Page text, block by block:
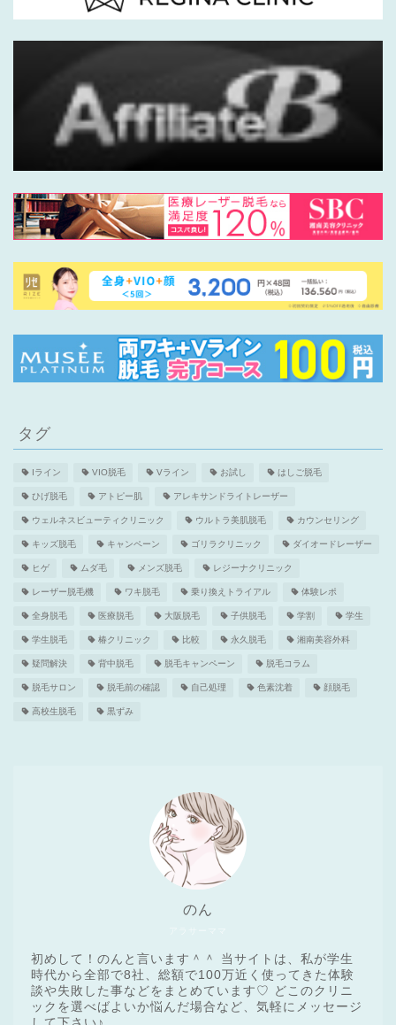
タグ
Iライン VIO脱毛 Vライン お試し はしご脱毛
ひげ脱毛 アトピー肌 アレキサンドライトレーザー
ウェルネスビューティクリニック ウルトラ美肌脱毛 カウンセリング
キッズ脱毛 キャンペーン ゴリラクリニック ダイオードレーザー
ヒゲ ムダ毛 メンズ脱毛 レジーナクリニック
レーザー脱毛機 ワキ脱毛 乗り換えトライアル 体験レポ
全身脱毛 医療脱毛 大阪脱毛 子供脱毛 学割 学生
学生脱毛 椿クリニック 比較 永久脱毛 湘南美容外科
疑問解決 背中脱毛 脱毛キャンペーン 脱毛コラム
脱毛サロン 脱毛前の確認 自己処理 色素沈着 顔脱毛
高校生脱毛 黒ずみ
のん
初めして！のんと言います＾＾ 当サイトは、私が学生
時代から全部で8社、総額で100万近く使ってきた体験
談や失敗した事などをまとめています♡ どこのクリニ
ックを選べばよいか悩んだ場合など、気軽にメッセージ